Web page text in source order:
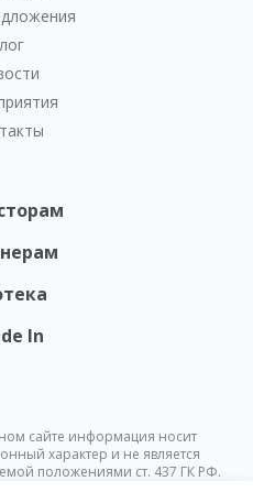
In
сайте информация носит
характер и не является
положениями ст. 437 ГК РФ.